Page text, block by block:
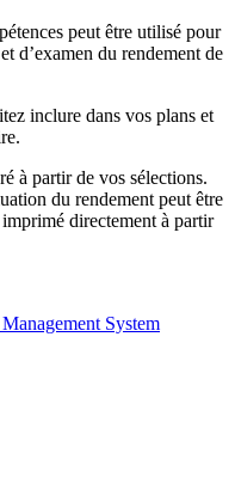
peut être utilisé pour
d’examen du rendement de
inclure dans vos plans et
à partir de vos sélections.
du rendement peut être
directement à partir
System